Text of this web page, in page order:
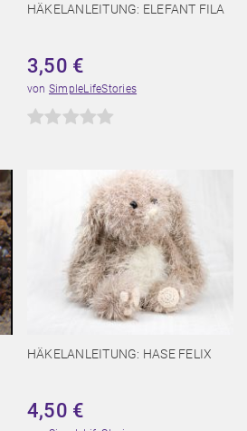
HÄKELANLEITUNG: ELEFANT FILA
3,50 €
von SimpleLifeStories
HÄKELANLEITUNG: HASE FELIX
4,50 €